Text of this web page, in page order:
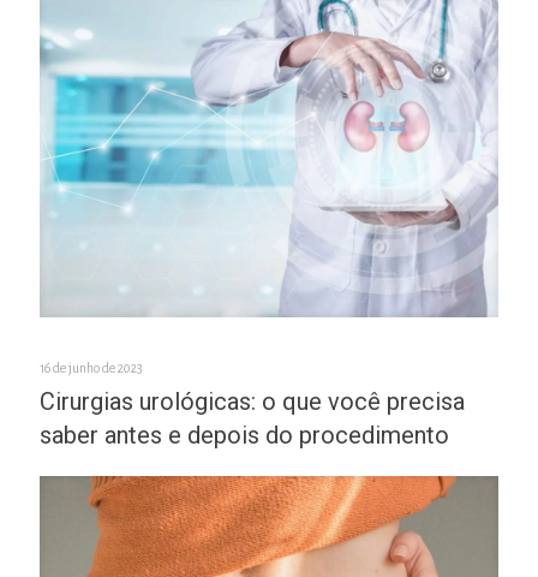
16 de junho de 2023
Cirurgias urológicas: o que você precisa
saber antes e depois do procedimento